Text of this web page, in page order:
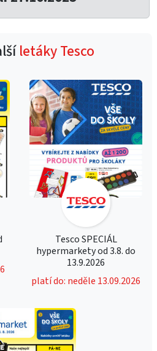
letáky Tesco
Tesco SPECIÁL
hypermarkety od 3.8. do
13.9.2026
platí do: neděle 13.09.2026